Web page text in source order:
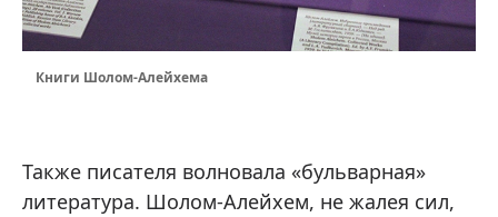
Книги Шолом-Алейхема
Также писателя волновала «бульварная»
литература. Шолом-Алейхем, не жалея сил,